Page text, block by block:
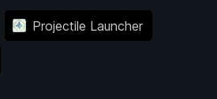
Projectile Launcher